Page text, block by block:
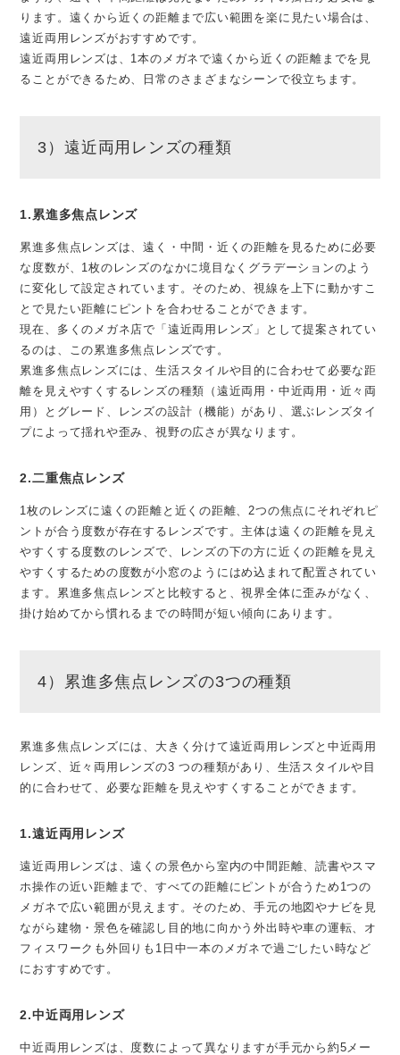
ります。遠くから近くの距離まで広い範囲を楽に見たい場合は、
遠近両用レンズがおすすめです。
遠近両用レンズは、1本のメガネで遠くから近くの距離までを見
ることができるため、日常のさまざまなシーンで役立ちます。
3）遠近両用レンズの種類
1.累進多焦点レンズ
累進多焦点レンズは、遠く・中間・近くの距離を見るために必要
な度数が、1枚のレンズのなかに境目なくグラデーションのよう
に変化して設定されています。そのため、視線を上下に動かすこ
とで見たい距離にピントを合わせることができます。
現在、多くのメガネ店で「遠近両用レンズ」として提案されてい
るのは、この累進多焦点レンズです。
累進多焦点レンズには、生活スタイルや目的に合わせて必要な距
離を見えやすくするレンズの種類（遠近両用・中近両用・近々両
用）とグレード、レンズの設計（機能）があり、選ぶレンズタイ
プによって揺れや歪み、視野の広さが異なります。
2.二重焦点レンズ
1枚のレンズに遠くの距離と近くの距離、2つの焦点にそれぞれピ
ントが合う度数が存在するレンズです。主体は遠くの距離を見え
やすくする度数のレンズで、レンズの下の方に近くの距離を見え
やすくするための度数が小窓のようにはめ込まれて配置されてい
ます。累進多焦点レンズと比較すると、視界全体に歪みがなく、
掛け始めてから慣れるまでの時間が短い傾向にあります。
4）累進多焦点レンズの3つの種類
累進多焦点レンズには、大きく分けて遠近両用レンズと中近両用
レンズ、近々両用レンズの3 つの種類があり、生活スタイルや目
的に合わせて、必要な距離を見えやすくすることができます。
1.遠近両用レンズ
遠近両用レンズは、遠くの景色から室内の中間距離、読書やスマ
ホ操作の近い距離まで、すべての距離にピントが合うため1つの
メガネで広い範囲が見えます。そのため、手元の地図やナビを見
ながら建物・景色を確認し目的地に向かう外出時や車の運転、オ
フィスワークも外回りも1日中一本のメガネで過ごしたい時など
におすすめです。
2.中近両用レンズ
中近両用レンズは、度数によって異なりますが手元から約5メー